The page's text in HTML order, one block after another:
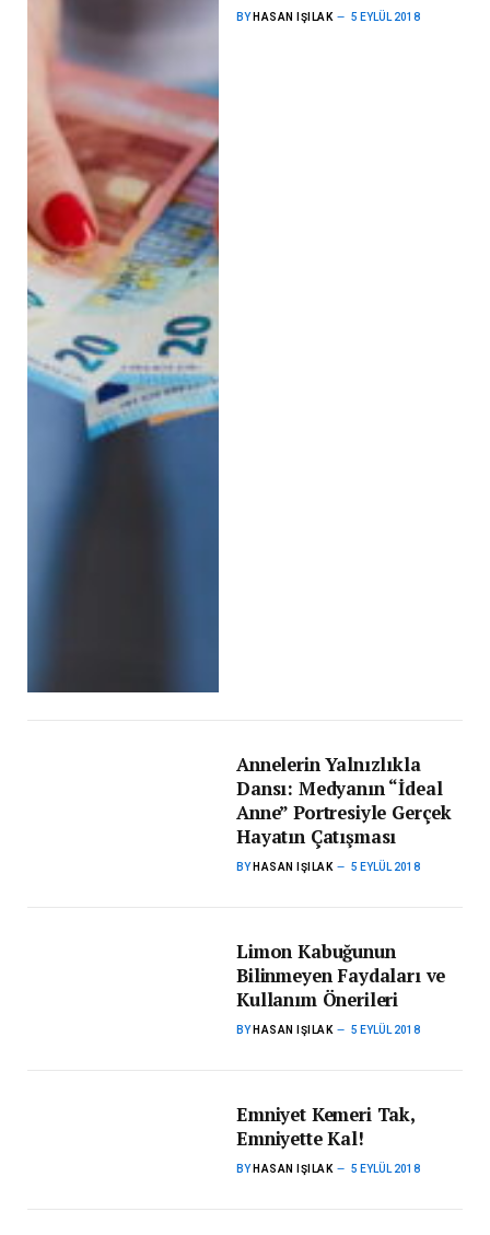
BY HASAN IŞILAK 5 EYLÜL 2018
Annelerin Yalnızlıkla
Dansı: Medyanın “İdeal
Anne” Portresiyle Gerçek
Hayatın Çatışması
BY HASAN IŞILAK 5 EYLÜL 2018
Limon Kabuğunun
Bilinmeyen Faydaları ve
Kullanım Önerileri
BY HASAN IŞILAK 5 EYLÜL 2018
Emniyet Kemeri Tak,
Emniyette Kal!
BY HASAN IŞILAK 5 EYLÜL 2018